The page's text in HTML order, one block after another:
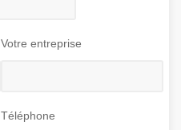
Votre entreprise
Téléphone